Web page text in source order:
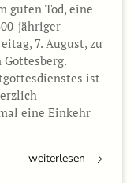
guten Tod, eine
jähriger
7. August, zu
ist
eine Einkehr
weiterlesen